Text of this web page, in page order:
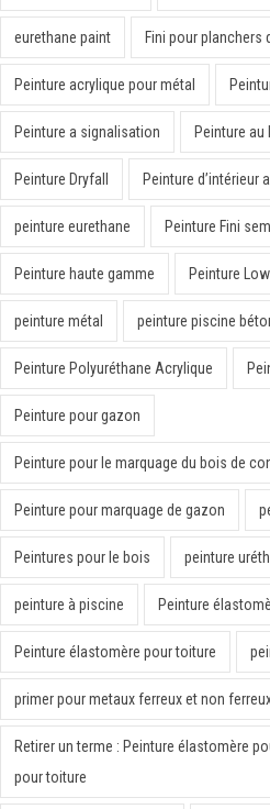
eurethane paint Fini pour planchers
Peinture acrylique pour métal
Peinture a signalisation Peinture au
Peinture Dryfall Peinture d’intérieur
peinture eurethane Peinture Fini
Peinture haute gamme Peinture
peinture métal peinture piscine
Peinture Polyuréthane Acrylique
Peinture pour gazon
Peinture pour le marquage du bois de
Peinture pour marquage de gazon
Peintures pour le bois peinture
peinture à piscine Peinture
Peinture élastomère pour toiture
primer pour metaux ferreux et non
Retirer un terme : Peinture élastomère
pour toiture